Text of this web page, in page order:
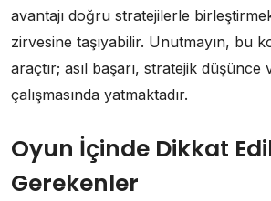
avantajı doğru stratejilerle
zirvesine taşıyabilir. Unutmayın, bu
araçtır; asıl başarı, stratejik düşünce
çalışmasında yatmaktadır.
Oyun İçinde Dikkat
Gerekenler